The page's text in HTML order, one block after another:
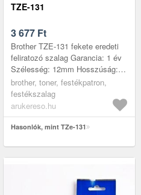
TZE-131
3 677 Ft
Brother TZE-131 fekete eredeti
feliratozó szalag Garancia: 1 év
Szélesség: 12mm Hosszúság:
8m Kompatibilis címkézők:
Brother GL-100 Brother GL-200 ...
brother, toner, festékpatron,
festékszalag
arukereso.hu
Hasonlók, mint TZe-131